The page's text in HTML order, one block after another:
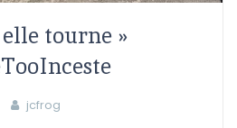
tourne »
jcfrog